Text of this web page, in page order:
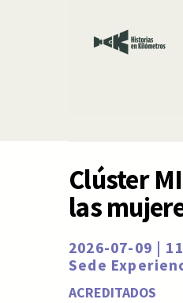
Clúster
las
2026-07-09 |
Sede
ACREDITADOS